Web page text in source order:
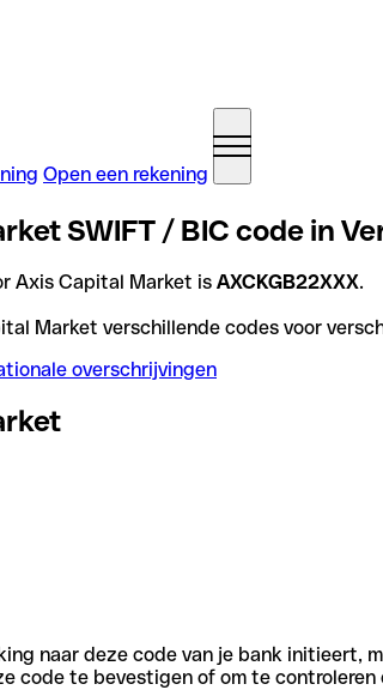
Open een rekening
SWIFT / BIC code in
Axis Capital Market is AXCKGB22XXX.
Market verschillende codes voor
overschrijvingen
naar deze code van je bank initieert,
code te bevestigen of om te